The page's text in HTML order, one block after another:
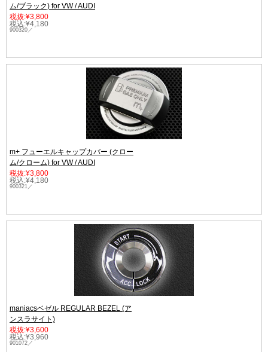
ム/ブラック) for VW / AUDI
税抜:¥3,800
税込:¥4,180
900320／
m+ フューエルキャップカバー (クロー
ム/クローム) for VW / AUDI
税抜:¥3,800
税込:¥4,180
900321／
maniacsベゼル REGULAR BEZEL (ア
ンスラサイト)
税抜:¥3,600
税込:¥3,960
901072／